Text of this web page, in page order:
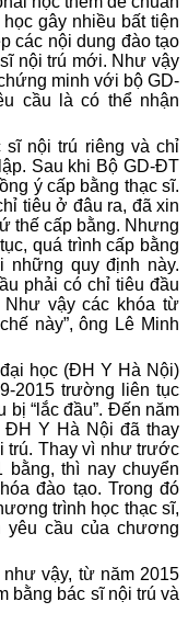
gây nhiều bất tiện
các nội dung đào tạo
nội trú mới. Như vậy
minh với bộ GD-
cầu là có thể nhận
sĩ nội trú riêng và chỉ
Sau khi Bộ GD-ĐT
ý cấp bằng thạc sĩ.
tiêu ở đâu ra, đã xin
thế cấp bằng. Nhưng
quá trình cấp bằng
những quy định này.
phải có chỉ tiêu đầu
vậy các khóa từ
này”, ông Lê Minh
học (ĐH Y Hà Nội)
2015 trường liên tục
“lắc đầu”. Đến năm
ĐH Y Hà Nội đã thay
trú. Thay vì như trước
thì nay chuyển
đào tạo. Trong đó
trình học thạc sĩ,
yêu cầu của chương
vậy, từ năm 2015
bằng bác sĩ nội trú và